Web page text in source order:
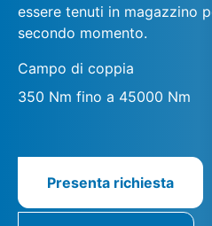
essere tenuti in magazzino
secondo momento.
Campo di coppia
350 Nm fino a 45000 Nm
Presenta richiesta